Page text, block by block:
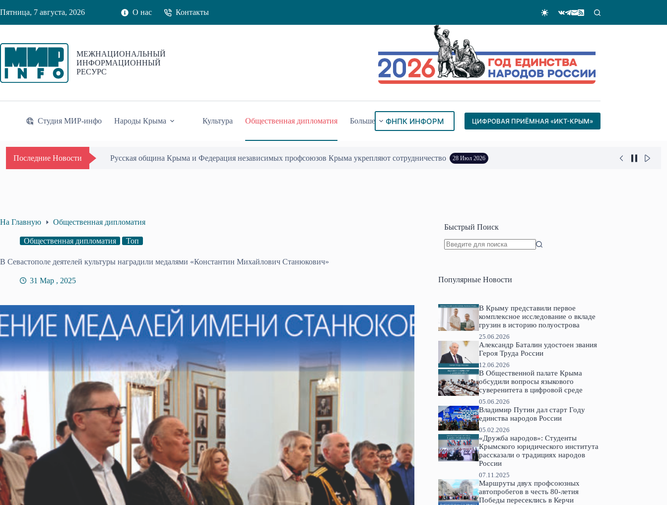
к
Пятница, 7 августа, 2026 О нас Контакты
МЕЖНАЦИОНАЛЬНЫЙ
ИНФОРМАЦИОННЫЙ
РЕСУРС
Студия МИР-инфо Народы Крыма Культура Общественная дипломатия Больше ФНПК ИНФОРМ ЦИФРОВАЯ ПРИЁМНАЯ «ИКТ-КРЫМ»
Последние Новости Одиссей Пипия удостоен Почётного знака «За гражданское служение» 17 Июл 2026
На Главную Общественная дипломатия
Общественная дипломатия Топ
В Севастополе деятелей культуры наградили медалями «Константин Михайлович Станюкович»
31 Мар , 2025
Быстрый Поиск
Популярные Новости
В Крыму представили первое
комплексное исследование о вкладе
грузин в историю полуострова
25.06.2026
Александр Баталин удостоен звания
Героя Труда России
12.06.2026
В Общественной палате Крыма
обсудили вопросы языкового
суверенитета в цифровой среде
05.06.2026
Владимир Путин дал старт Году
единства народов России
05.02.2026
«Дружба народов»: Студенты
Крымского юридического института
рассказали о традициях народов
России
07.11.2025
Маршруты двух профсоюзных
автопробегов в честь 80-летия
Победы пересеклись в Керчи